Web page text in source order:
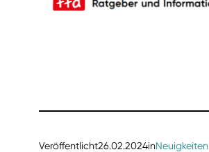
Veröffentlicht26.02.2024inNeuigkeiten